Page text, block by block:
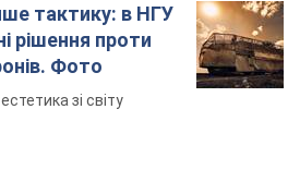
тактику: в НГУ
рішення проти
Фото
зі світу